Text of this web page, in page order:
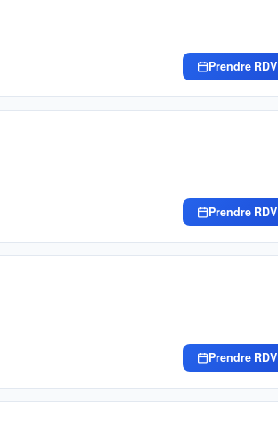
Prendre RDV
Prendre RDV
Prendre RDV